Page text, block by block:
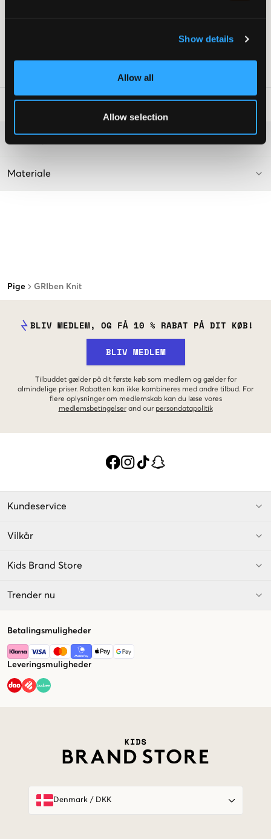
Show details
Allow all
Allow selection
Pige GRIben Knit
Råd om tøjvask
Materiale
BLIV MEDLEM, OG FÅ 10 % RABAT PÅ DIT KØB!
BLIV MEDLEM
Tilbuddet gælder på dit første køb som medlem og gælder for
almindelige priser. Rabatten kan ikke kombineres med andre tilbud. For
flere oplysninger om medlemskab kan du læse vores
medlemsbetingelser and our persondatapolitik
Kundeservice
Vilkår
Kids Brand Store
Trender nu
Betalingsmuligheder
Leveringsmuligheder
Denmark/ DKK